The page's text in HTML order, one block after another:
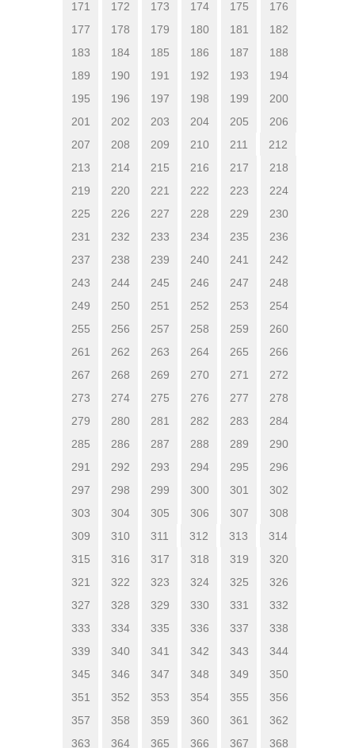
171
172 173 174 175
176
177
178 179 180 181
182
183
184 185 186 187
188
189
190 191 192 193
194
195
196 197 198 199
200
201
202 203 204 205
206
207
208 209 210 211
212
213
214 215 216 217
218
219
220 221 222 223
224
225
226 227 228 229
230
231
232 233 234 235
236
237
238 239 240 241
242
243
244 245 246 247
248
249
250 251 252 253
254
255
256 257 258 259
260
261
262 263 264 265
266
267
268 269 270 271
272
273
274 275 276 277
278
279
280 281 282 283
284
285
286 287 288 289
290
291
292 293 294 295
296
297
298 299 300 301
302
303
304 305 306 307
308
309
310 311 312 313
314
315
316 317 318 319
320
321
322 323 324 325
326
327
328 329 330 331
332
333
334 335 336 337
338
339
340 341 342 343
344
345
346 347 348 349
350
351
352 353 354 355
356
357
358 359 360 361
362
363
364 365 366 367 368